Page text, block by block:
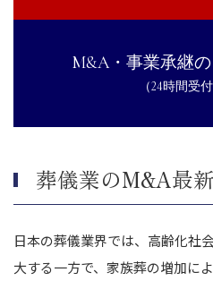
M&A・事業承継
（24時間受
葬儀業のM&A最
日本の葬儀業界では、高齢化社
大する一方で、家族葬の増加に